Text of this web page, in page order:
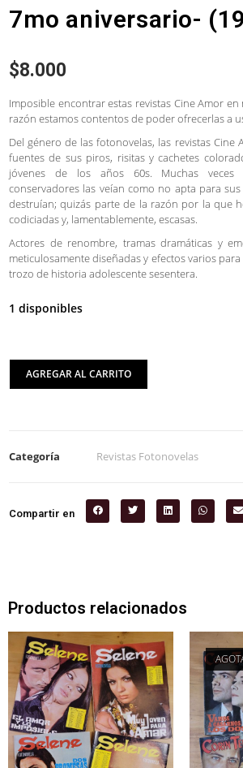
7mo aniversario-
$8.000
Imposible encontrar estas revistas Cine Amor
razón estamos contentos de poder ofrecerlas a
Del género de las fotonovelas, las revistas Cine
fuentes de sus piros, risitas y cachetes
jóvenes de los años 60s. Muchas veces
conservadores las veían como no apta para
destruían; quizás parte de la razón por la que
codiciadas y, lamentablemente, escasas.
Actores de renombre, tramas dramáticas y
meticulosamente diseñadas y efectos varios
trozo de historia adolescente sesentera.
1 disponibles
AGREGAR AL CARRITO
Categoría Revistas Fotonovelas
Compartir en
Productos relacionados